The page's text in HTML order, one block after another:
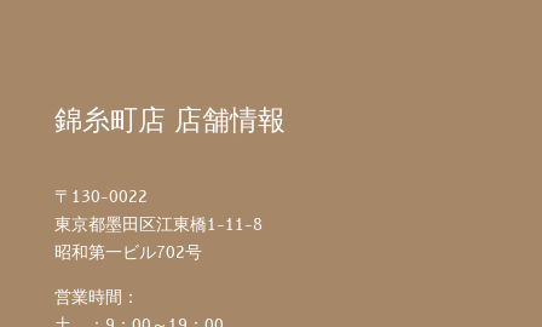
錦糸町店 店舗情報
〒130-0022
東京都墨田区江東橋1-11-8
昭和第一ビル702号
営業時間：